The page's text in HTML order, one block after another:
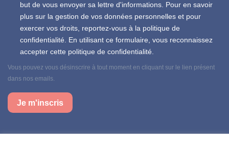
but de vous envoyer sa lettre d'informations. Pour en savoir
plus sur la gestion de vos données personnelles et pour
exercer vos droits, reportez-vous à la politique de
confidentialité. En utilisant ce formulaire, vous reconnaissez
accepter cette politique de confidentialité.
Vous pouvez vous désinscrire à tout moment en cliquant sur le lien présent
dans nos emails.
Je m'inscris